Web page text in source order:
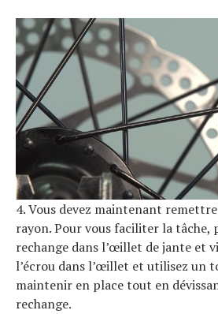
4. Vous devez maintenant
rayon. Pour vous faciliter la tâche,
rechange dans l’œillet de jante et
l’écrou dans l’œillet et utilisez un
maintenir en place tout en
rechange.